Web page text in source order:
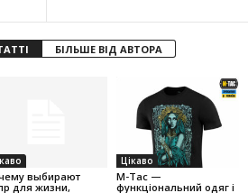
БІЛЬШЕ ВІД АВТОРА
выбирают
для жизни,
Цікаво
M-Tac —
функціональний одяг і